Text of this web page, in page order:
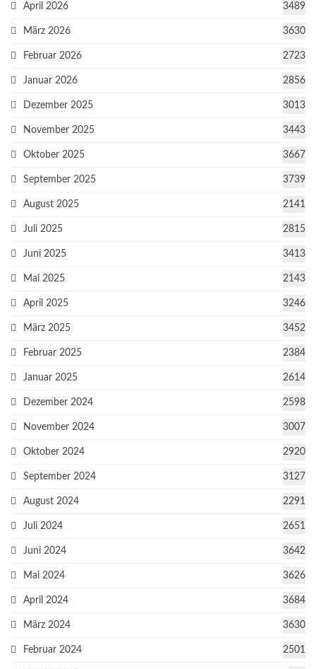
April 2026 3489
März 2026 3630
Februar 2026 2723
Januar 2026 2856
Dezember 2025 3013
November 2025 3443
Oktober 2025 3667
September 2025 3739
August 2025 2141
Juli 2025 2815
Juni 2025 3413
Mai 2025 2143
April 2025 3246
März 2025 3452
Februar 2025 2384
Januar 2025 2614
Dezember 2024 2598
November 2024 3007
Oktober 2024 2920
September 2024 3127
August 2024 2291
Juli 2024 2651
Juni 2024 3642
Mai 2024 3626
April 2024 3684
März 2024 3630
Februar 2024 2501